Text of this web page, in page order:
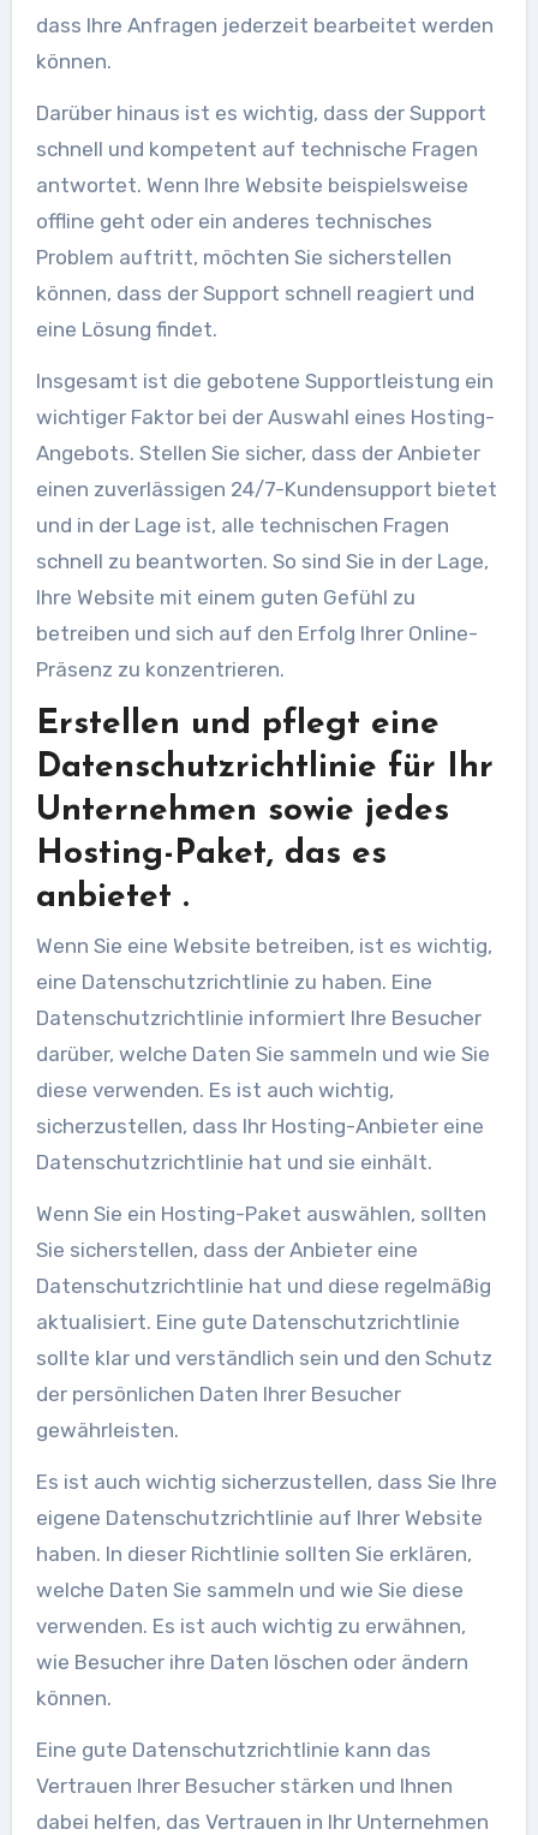
dass Ihre Anfragen jederzeit bearbeitet werden
können.
Darüber hinaus ist es wichtig, dass der Support
schnell und kompetent auf technische Fragen
antwortet. Wenn Ihre Website beispielsweise
offline geht oder ein anderes technisches
Problem auftritt, möchten Sie sicherstellen
können, dass der Support schnell reagiert und
eine Lösung findet.
Insgesamt ist die gebotene Supportleistung ein
wichtiger Faktor bei der Auswahl eines Hosting-
Angebots. Stellen Sie sicher, dass der Anbieter
einen zuverlässigen 24/7-Kundensupport bietet
und in der Lage ist, alle technischen Fragen
schnell zu beantworten. So sind Sie in der Lage,
Ihre Website mit einem guten Gefühl zu
betreiben und sich auf den Erfolg Ihrer Online-
Präsenz zu konzentrieren.
Erstellen und pflegt eine
Datenschutzrichtlinie für Ihr
Unternehmen sowie jedes
Hosting-Paket, das es
anbietet .
Wenn Sie eine Website betreiben, ist es wichtig,
eine Datenschutzrichtlinie zu haben. Eine
Datenschutzrichtlinie informiert Ihre Besucher
darüber, welche Daten Sie sammeln und wie Sie
diese verwenden. Es ist auch wichtig,
sicherzustellen, dass Ihr Hosting-Anbieter eine
Datenschutzrichtlinie hat und sie einhält.
Wenn Sie ein Hosting-Paket auswählen, sollten
Sie sicherstellen, dass der Anbieter eine
Datenschutzrichtlinie hat und diese regelmäßig
aktualisiert. Eine gute Datenschutzrichtlinie
sollte klar und verständlich sein und den Schutz
der persönlichen Daten Ihrer Besucher
gewährleisten.
Es ist auch wichtig sicherzustellen, dass Sie Ihre
eigene Datenschutzrichtlinie auf Ihrer Website
haben. In dieser Richtlinie sollten Sie erklären,
welche Daten Sie sammeln und wie Sie diese
verwenden. Es ist auch wichtig zu erwähnen,
wie Besucher ihre Daten löschen oder ändern
können.
Eine gute Datenschutzrichtlinie kann das
Vertrauen Ihrer Besucher stärken und Ihnen
dabei helfen, das Vertrauen in Ihr Unternehmen